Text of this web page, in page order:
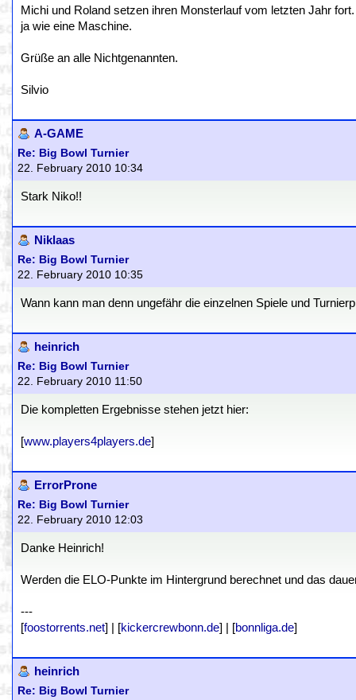
Michi und Roland setzen ihren Monsterlauf vom letzten Jahr
ja wie eine Maschine.
Grüße an alle Nichtgenannten.
Silvio
A-GAME
Re: Big Bowl Turnier
22. February 2010 10:34
Stark Niko!!
Niklaas
Re: Big Bowl Turnier
22. February 2010 10:35
Wann kann man denn ungefähr die einzelnen Spiele und
heinrich
Re: Big Bowl Turnier
22. February 2010 11:50
Die kompletten Ergebnisse stehen jetzt hier:
[www.players4players.de]
ErrorProne
Re: Big Bowl Turnier
22. February 2010 12:03
Danke Heinrich!
Werden die ELO-Punkte im Hintergrund berechnet und das
---
[foostorrents.net] | [kickercrewbonn.de] | [bonnliga.de]
heinrich
Re: Big Bowl Turnier